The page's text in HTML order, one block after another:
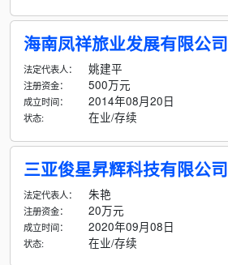
海南凤祥旅业发展有限公司
法定代表人： 姚建平
注册资金： 500万元
成立时间： 2014年08月20日
状态: 在业/存续
三亚俊星昇辉科技有限公司
法定代表人： 朱艳
注册资金： 20万元
成立时间： 2020年09月08日
状态: 在业/存续